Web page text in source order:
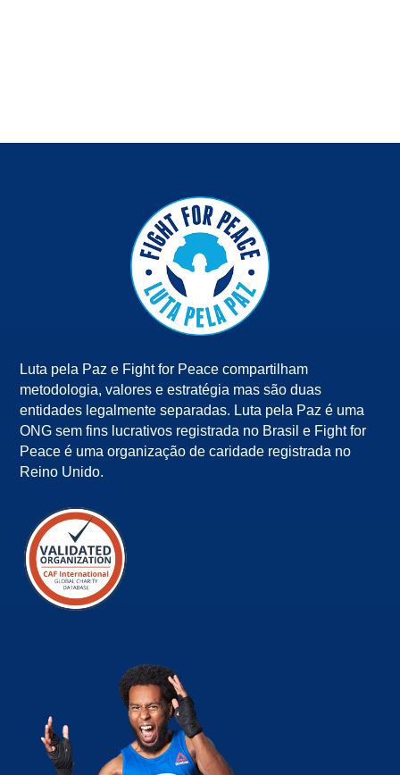
Luta pela Paz e Fight for Peace compartilham
metodologia, valores e estratégia mas são duas
entidades legalmente separadas. Luta pela Paz é uma
ONG sem fins lucrativos registrada no Brasil e Fight for
Peace é uma organização de caridade registrada no
Reino Unido.